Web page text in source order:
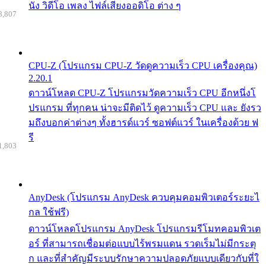
นัง วิดีโอ เพลง ไฟล์เสียงออดิโอ ต่าง ๆ
CPU-Z (โปรแกรม CPU-Z วัดดูความเร็ว CPU เครื่องคุณ)
2.20.1
ดาวน์โหลด CPU-Z โปรแกรมวัดความเร็ว CPU อีกหนึ่งโ
ปรแกรม ที่ทุกคน น่าจะมีติดไว้ ดูความเร็ว CPU และ ยังรว
มถึงบอกค่าต่างๆ ทั้งฮารด์แวร์ ซอฟต์แวร์ ในเครื่องด้วย ฟ
รี
AnyDesk (โปรแกรม AnyDesk ควบคุมคอมพิวเตอร์ระยะไ
กล ใช้ฟรี)
ดาวน์โหลดโปรแกรม AnyDesk โปรแกรมรีโมทคอมพิวเต
อร์ ที่สามารถเชื่อมต่อแบบไร้พรมแดน รวดเร็มไม่มีกระตุ
ก และที่สำคัญมีระบบรักษาความปลอดภัยแบบเดียวกับที่ใ